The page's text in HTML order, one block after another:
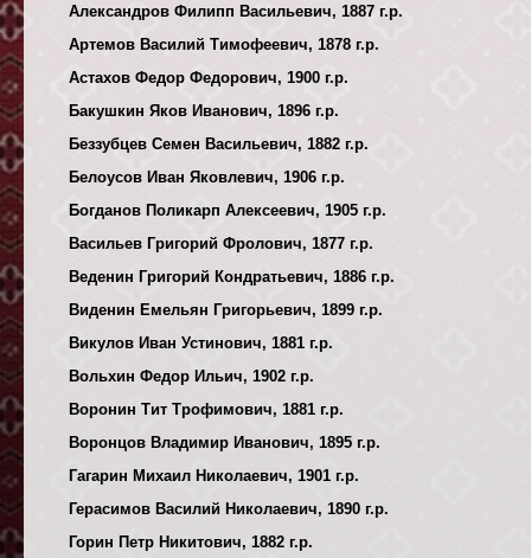
Александров Филипп Васильевич, 1887 г.р.
Артемов Василий Тимофеевич, 1878 г.р.
Астахов Федор Федорович, 1900 г.р.
Бакушкин Яков Иванович, 1896 г.р.
Беззубцев Семен Васильевич, 1882 г.р.
Белоусов Иван Яковлевич, 1906 г.р.
Богданов Поликарп Алексеевич, 1905 г.р.
Васильев Григорий Фролович, 1877 г.р.
Веденин Григорий Кондратьевич, 1886 г.р.
Виденин Емельян Григорьевич, 1899 г.р.
Викулов Иван Устинович, 1881 г.р.
Вольхин Федор Ильич, 1902 г.р.
Воронин Тит Трофимович, 1881 г.р.
Воронцов Владимир Иванович, 1895 г.р.
Гагарин Михаил Николаевич, 1901 г.р.
Герасимов Василий Николаевич, 1890 г.р.
Горин Петр Никитович, 1882 г.р.